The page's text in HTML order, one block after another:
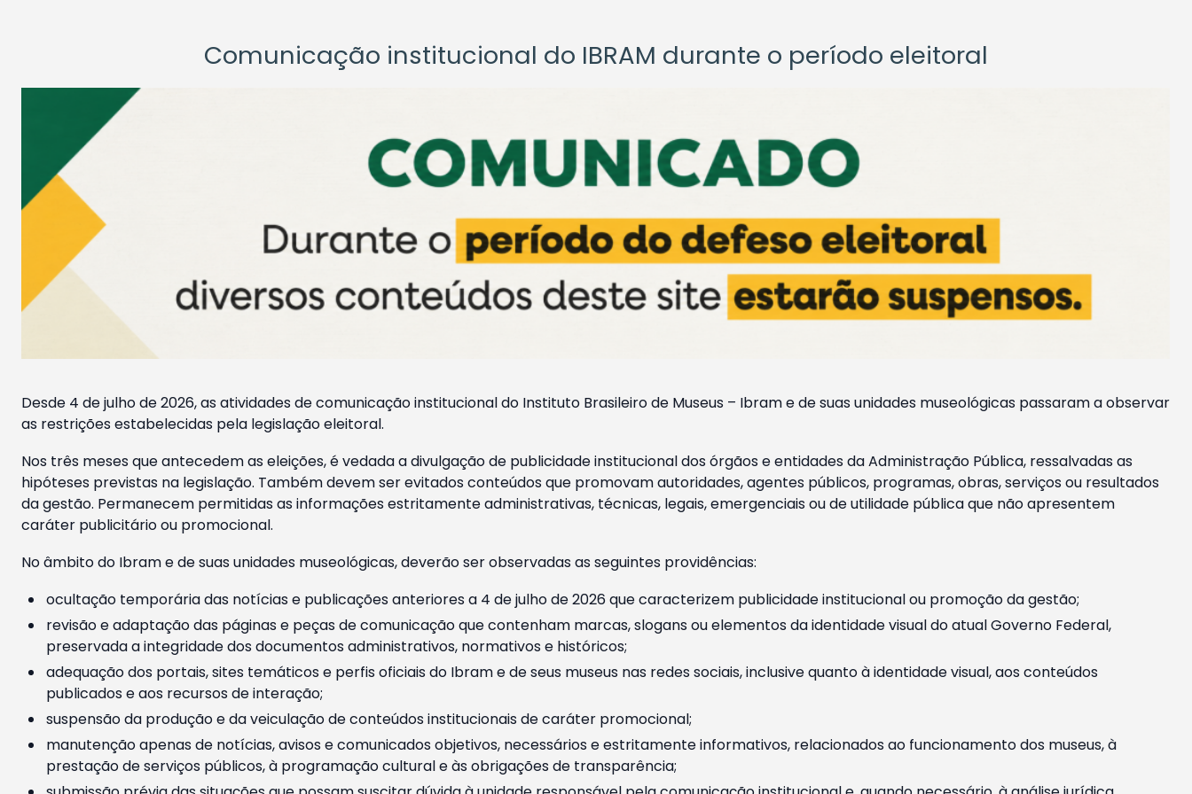
Comunicação institucional do IBRAM durante o período eleitoral
Desde 4 de julho de 2026, as atividades de comunicação institucional do Instituto Brasileiro de Museus – Ibram e de suas unidades museológicas passaram a observar
as restrições estabelecidas pela legislação eleitoral.
Nos três meses que antecedem as eleições, é vedada a divulgação de publicidade institucional dos órgãos e entidades da Administração Pública, ressalvadas as
hipóteses previstas na legislação. Também devem ser evitados conteúdos que promovam autoridades, agentes públicos, programas, obras, serviços ou resultados
da gestão. Permanecem permitidas as informações estritamente administrativas, técnicas, legais, emergenciais ou de utilidade pública que não apresentem
caráter publicitário ou promocional.
No âmbito do Ibram e de suas unidades museológicas, deverão ser observadas as seguintes providências:
ocultação temporária das notícias e publicações anteriores a 4 de julho de 2026 que caracterizem publicidade institucional ou promoção da gestão;
revisão e adaptação das páginas e peças de comunicação que contenham marcas, slogans ou elementos da identidade visual do atual Governo Federal,
preservada a integridade dos documentos administrativos, normativos e históricos;
adequação dos portais, sites temáticos e perfis oficiais do Ibram e de seus museus nas redes sociais, inclusive quanto à identidade visual, aos conteúdos
publicados e aos recursos de interação;
suspensão da produção e da veiculação de conteúdos institucionais de caráter promocional;
manutenção apenas de notícias, avisos e comunicados objetivos, necessários e estritamente informativos, relacionados ao funcionamento dos museus, à
prestação de serviços públicos, à programação cultural e às obrigações de transparência;